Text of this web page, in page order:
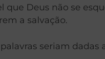
que Deus não se
a salvação.
seriam